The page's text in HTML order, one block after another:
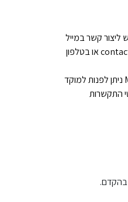
ליצור קשר במייל
או בטלפון
• למימוש MixCard ניתן לפנות למוקד
בהקדם.